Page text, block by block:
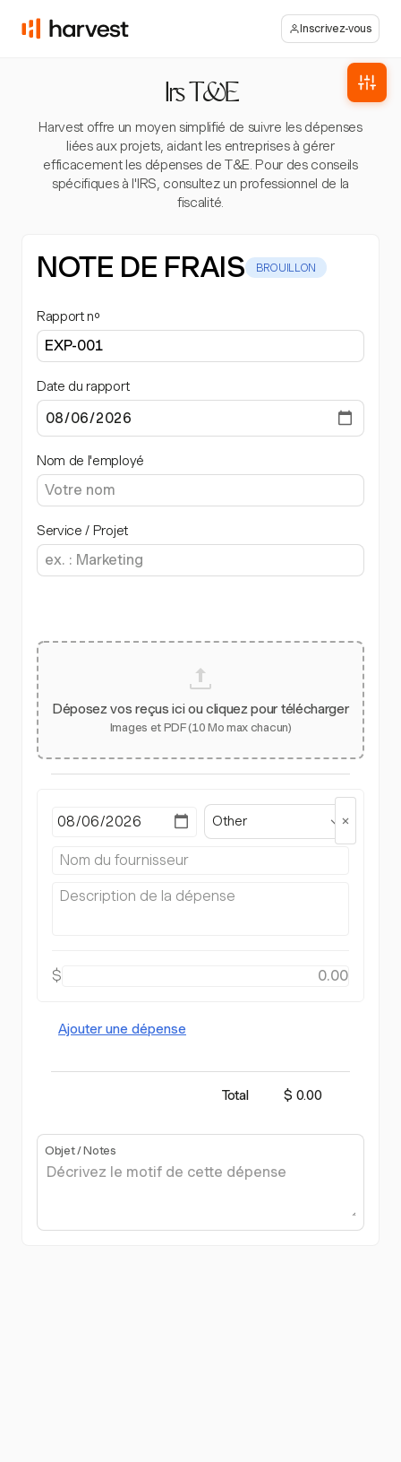
Inscrivez-vous
Irs T&E
Harvest offre un moyen simplifié de suivre les dépenses
liées aux projets, aidant les entreprises à gérer
efficacement les dépenses de T&E. Pour des conseils
spécifiques à l'IRS, consultez un professionnel de la
fiscalité.
NOTE DE FRAIS BROUILLON
Rapport nº
Date du rapport
Nom de l'employé
Service / Projet
Déposez vos reçus ici ou cliquez pour télécharger
Images et PDF (10 Mo max chacun)
Other
$
Ajouter une dépense
Total $ 0.00
Objet / Notes